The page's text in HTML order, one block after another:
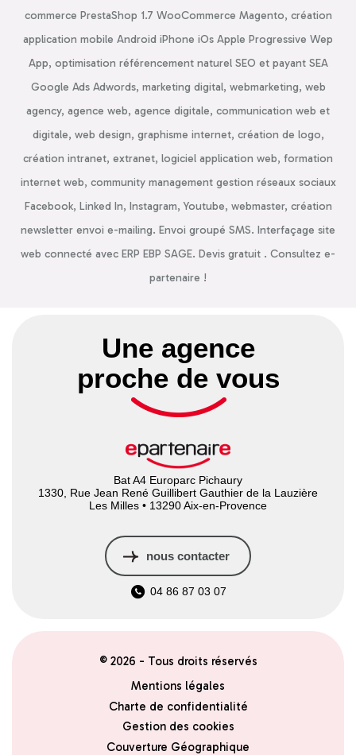
commerce PrestaShop 1.7 WooCommerce Magento, création
application mobile Android iPhone iOs Apple Progressive Wep
App, optimisation référencement naturel SEO et payant SEA
Google Ads Adwords, marketing digital, webmarketing, web
agency, agence web, agence digitale, communication web et
digitale, web design, graphisme internet, création de logo,
création intranet, extranet, logiciel application web, formation
internet web, community management gestion réseaux sociaux
Facebook, Linked In, Instagram, Youtube, webmaster, création
newsletter envoi e-mailing. Envoi groupé SMS. Interfaçage site
web connecté avec ERP EBP SAGE. Devis gratuit . Consultez e-
partenaire !
Une agence
proche de vous
Bat A4 Europarc Pichaury
1330, Rue Jean René Guillibert Gauthier de la Lauzière
Les Milles • 13290 Aix-en-Provence
nous contacter
04 86 87 03 07
© 2026 - Tous droits réservés
Mentions légales
Charte de confidentialité
Gestion des cookies
Couverture Géographique